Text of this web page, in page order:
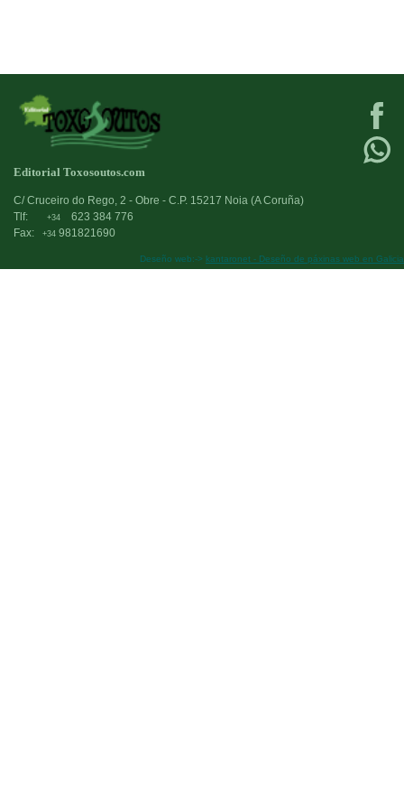
en guía das distintas etapas do percorrido.
presentación que realizará en Arteixo Miro
acompañado polo presidente da entidade, Xosé
Suárez, responsable do limiar de Breizh.
Editorial Toxosoutos.com
C/ Cruceiro do Rego, 2 - Obre - C.P. 15217 Noia (A Coruña)
Tlf:
+34
623 384 776
Fax:
+34 981821690
Deseño web:-> kantaronet - Deseño de páxinas web en Galicia